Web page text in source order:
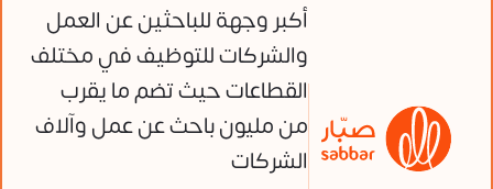
أكبر وجهة للباحثين عن العمل
والشركات للتوظيف في مختلف
القطاعات حيث تضم ما يقرب
من مليون باحث عن عمل وآلاف
الشركات